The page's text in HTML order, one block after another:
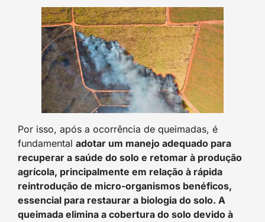
Por isso, após a ocorrência de queimadas, é
fundamental adotar um manejo adequado para
recuperar a saúde do solo e retomar à produção
agrícola, principalmente em relação à rápida
reintrodução de micro-organismos benéficos,
essencial para restaurar a biologia do solo. A
queimada elimina a cobertura do solo devido à